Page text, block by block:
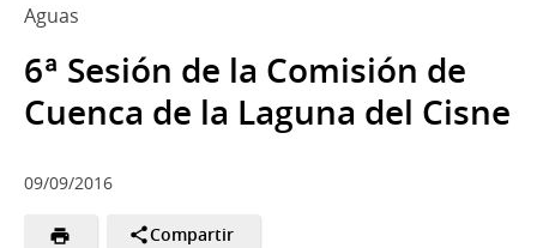
Aguas
6ª Sesión de la Comisión de
Cuenca de la Laguna del Cisne
09/09/2016
Compartir